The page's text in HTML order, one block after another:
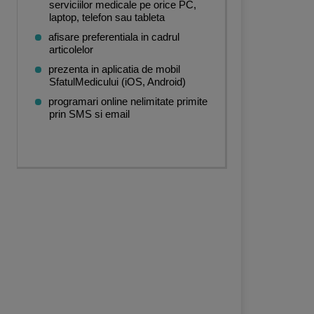
serviciilor medicale pe orice PC,
laptop, telefon sau tableta
afisare preferentiala in cadrul
articolelor
prezenta in aplicatia de mobil
SfatulMedicului (iOS, Android)
programari online nelimitate primite
prin SMS si email